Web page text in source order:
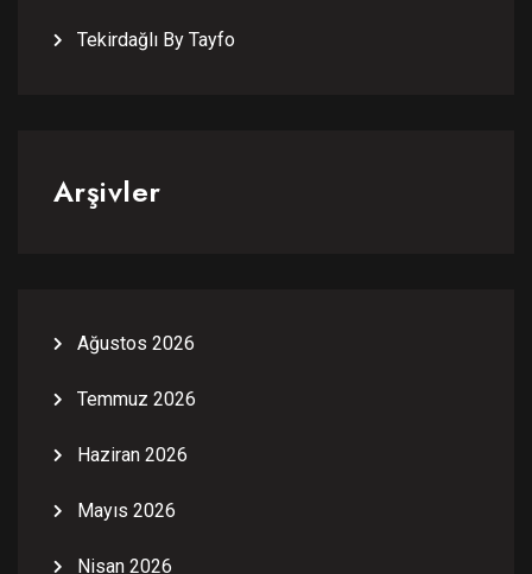
Tekirdağlı By Tayfo
Arşivler
Ağustos 2026
Temmuz 2026
Haziran 2026
Mayıs 2026
Nisan 2026